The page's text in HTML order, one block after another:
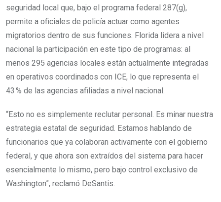
seguridad local que, bajo el programa federal 287(g),
permite a oficiales de policía actuar como agentes
migratorios dentro de sus funciones. Florida lidera a nivel
nacional la participación en este tipo de programas: al
menos 295 agencias locales están actualmente integradas
en operativos coordinados con ICE, lo que representa el
43 % de las agencias afiliadas a nivel nacional.
“Esto no es simplemente reclutar personal. Es minar nuestra
estrategia estatal de seguridad. Estamos hablando de
funcionarios que ya colaboran activamente con el gobierno
federal, y que ahora son extraídos del sistema para hacer
esencialmente lo mismo, pero bajo control exclusivo de
Washington”, reclamó DeSantis.